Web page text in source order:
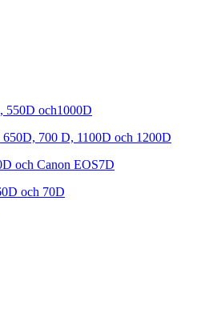
550D och1000D
700 D, 1100D och 1200D
och Canon EOS7D
och 70D